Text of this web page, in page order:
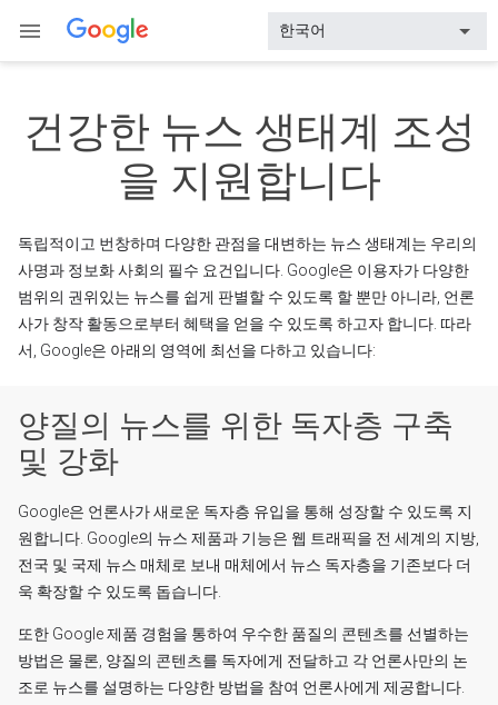
건강한 뉴스 생태계 조성
을 지원합니다
독립적이고 번창하며 다양한 관점을 대변하는 뉴스 생태계는 우리의
사명과 정보화 사회의 필수 요건입니다. Google은 이용자가 다양한
범위의 권위있는 뉴스를 쉽게 판별할 수 있도록 할 뿐만 아니라, 언론
사가 창작 활동으로부터 혜택을 얻을 수 있도록 하고자 합니다. 따라
서, Google은 아래의 영역에 최선을 다하고 있습니다:
양질의 뉴스를 위한 독자층 구축
및 강화
Google은 언론사가 새로운 독자층 유입을 통해 성장할 수 있도록 지
원합니다. Google의 뉴스 제품과 기능은 웹 트래픽을 전 세계의 지방,
전국 및 국제 뉴스 매체로 보내 매체에서 뉴스 독자층을 기존보다 더
욱 확장할 수 있도록 돕습니다.
또한 Google 제품 경험을 통하여 우수한 품질의 콘텐츠를 선별하는
방법은 물론, 양질의 콘텐츠를 독자에게 전달하고 각 언론사만의 논
조로 뉴스를 설명하는 다양한 방법을 참여 언론사에게 제공합니다.